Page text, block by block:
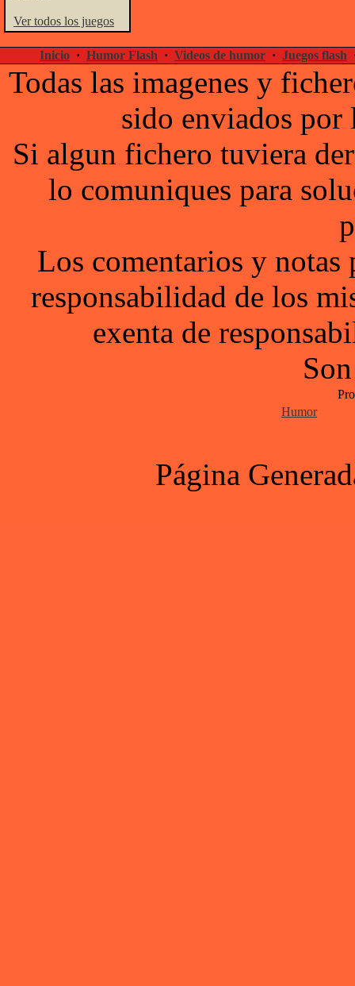
Ver todos los juegos
Inicio · Humor Flash · Videos de humor · Juegos flash
Todas las imagenes y
sido enviados por
Si algun fichero tuviera
lo comuniques para
Los comentarios y notas
responsabilidad de los
exenta de
Humor
Página